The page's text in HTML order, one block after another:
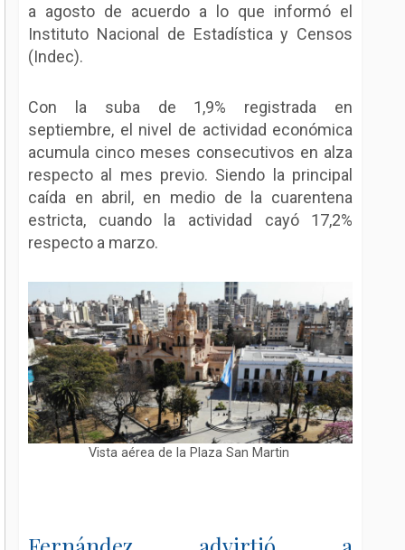
a agosto de acuerdo a lo que informó el
Instituto Nacional de Estadística y Censos
(Indec).
Con la suba de 1,9% registrada en
septiembre, el nivel de actividad económica
acumula cinco meses consecutivos en alza
respecto al mes previo. Siendo la principal
caída en abril, en medio de la cuarentena
estricta, cuando la actividad cayó 17,2%
respecto a marzo.
Vista aérea de la Plaza San Martin